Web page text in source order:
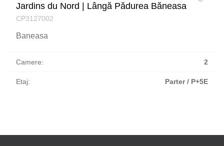
Jardins du Nord | Lângă Pădurea Băneasa
CP3127002
Baneasa
Camere: 2
Etaj: Parter / P+5E